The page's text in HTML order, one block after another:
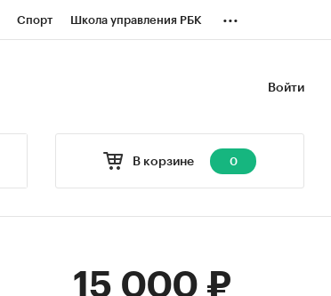
Спорт Школа управления РБК ...
Войти
В корзине 0
15 000 ₽